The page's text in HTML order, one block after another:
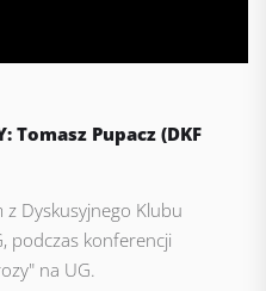
Tomasz Pupacz (DKF
z Dyskusyjnego Klubu
podczas konferencji
na UG.